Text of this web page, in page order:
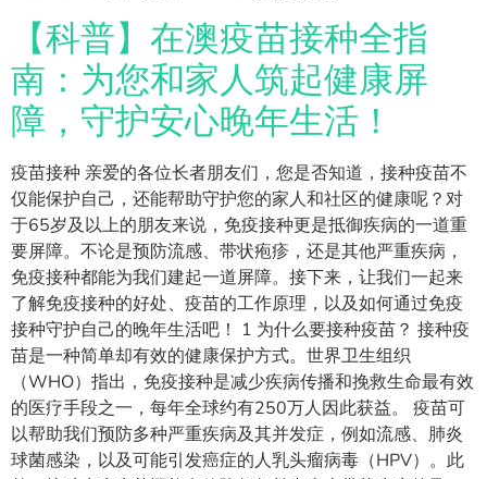
【科普】在澳疫苗接种全指
南：为您和家人筑起健康屏
障，守护安心晚年生活！
疫苗接种 亲爱的各位长者朋友们，您是否知道，接种疫苗不
仅能保护自己，还能帮助守护您的家人和社区的健康呢？对
于65岁及以上的朋友来说，免疫接种更是抵御疾病的一道重
要屏障。不论是预防流感、带状疱疹，还是其他严重疾病，
免疫接种都能为我们建起一道屏障。接下来，让我们一起来
了解免疫接种的好处、疫苗的工作原理，以及如何通过免疫
接种守护自己的晚年生活吧！ 1 为什么要接种疫苗？ 接种疫
苗是一种简单却有效的健康保护方式。世界卫生组织
（WHO）指出，免疫接种是减少疾病传播和挽救生命最有效
的医疗手段之一，每年全球约有250万人因此获益。 疫苗可
以帮助我们预防多种严重疾病及其并发症，例如流感、肺炎
球菌感染，以及可能引发癌症的人乳头瘤病毒（HPV）。此